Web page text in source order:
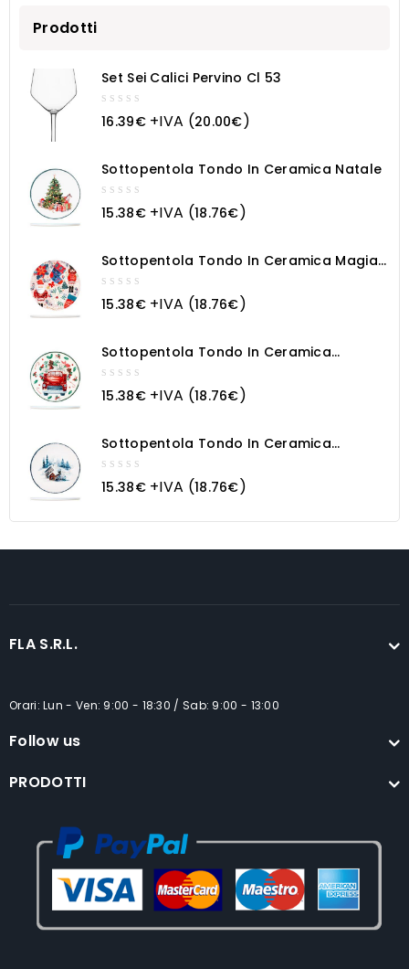
Prodotti
Set Sei Calici Pervino Cl 53
out
16.39€+IVA (20.00€)
Sottopentola Tondo In Ceramica Natale
out
15.38€+IVA (18.76€)
Sottopentola Tondo In Ceramica Magia
Natalizia
out
15.38€+IVA (18.76€)
Sottopentola Tondo In Ceramica
Macchina Natalizia
out
15.38€+IVA (18.76€)
Sottopentola Tondo In Ceramica
Paesaggio Innevato
out
15.38€+IVA (18.76€)
FLA S.R.L.
Orari: Lun - Ven: 9:00 - 18:30 / Sab: 9:00 - 13:00
Follow us
PRODOTTI